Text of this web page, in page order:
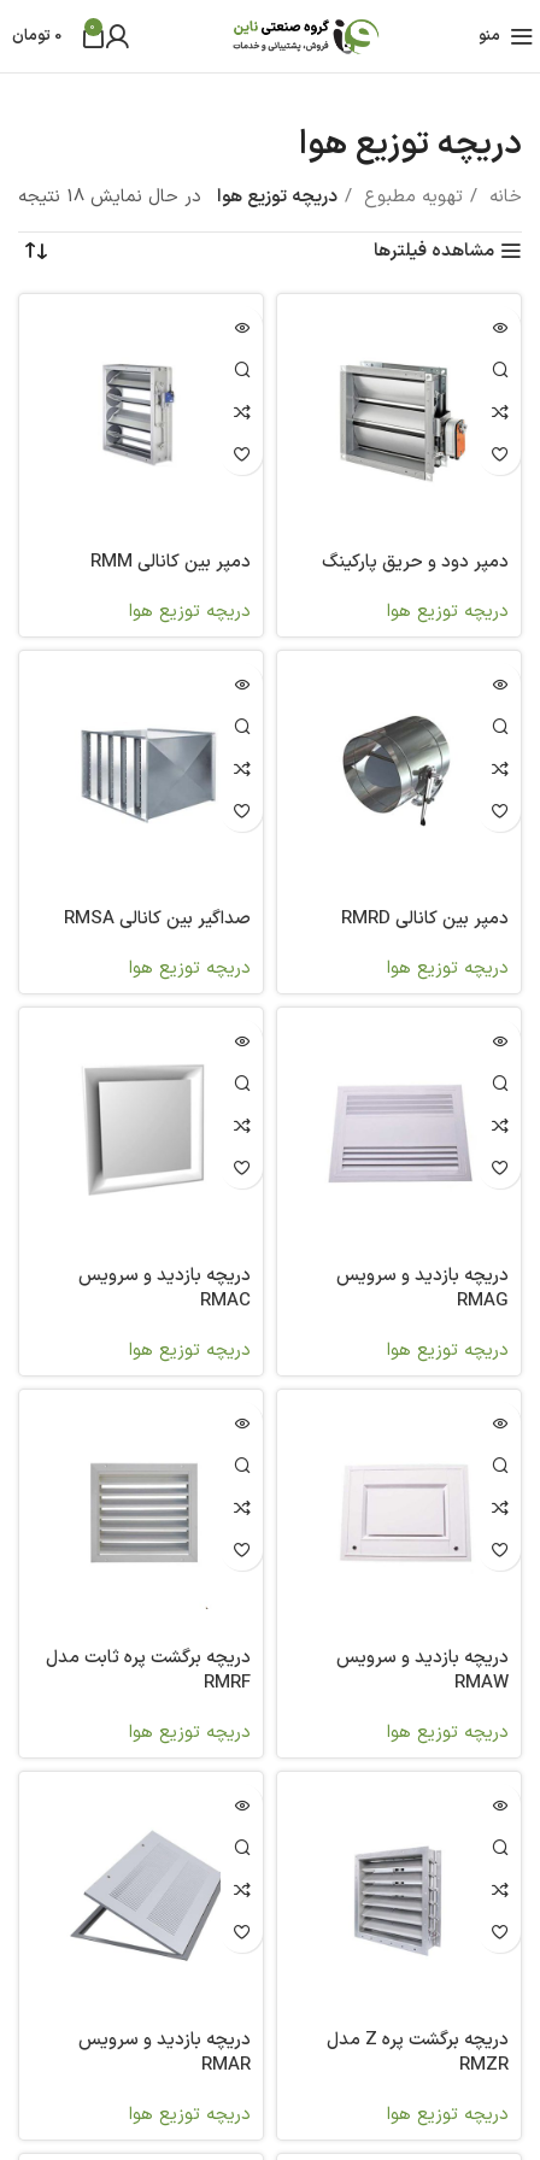
منو 0
0 تومان
دریچه توزیع هوا
خانه تهویه مطبوع دریچه توزیع هوا
در حال نمایش 18 نتیجه
مشاهده فیلترها
دمپر دود و حریق پارکینگ
دریچه توزیع هوا
دمپر بین کانالی RMM
دریچه توزیع هوا
دمپر بین کانالی RMRD
دریچه توزیع هوا
صداگیر بین کانالی RMSA
دریچه توزیع هوا
دریچه بازدید و سرویس
RMAG
دریچه توزیع هوا
دریچه بازدید و سرویس
RMAC
دریچه توزیع هوا
دریچه بازدید و سرویس
RMAW
دریچه توزیع هوا
دریچه برگشت پره ثابت مدل
RMRF
دریچه توزیع هوا
دریچه برگشت پره Z مدل
RMZR
دریچه توزیع هوا
دریچه بازدید و سرویس
RMAR
دریچه توزیع هوا